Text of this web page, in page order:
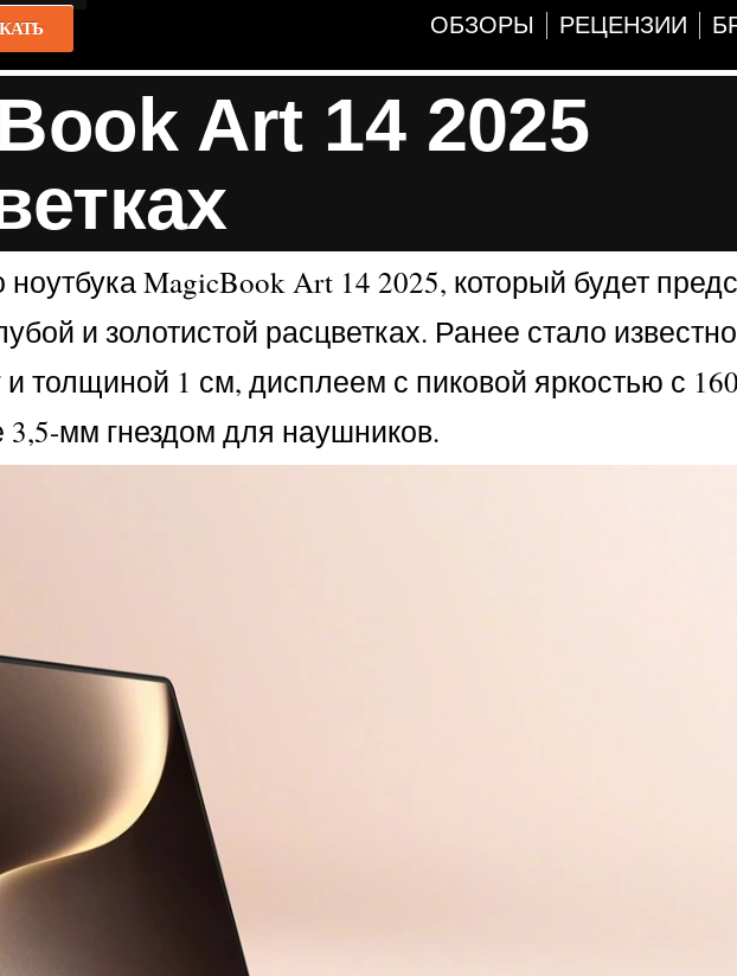
ОБЗОРЫ РЕЦЕНЗИИ
Art 14 2025
MagicBook Art 14 2025, который будет
и золотистой расцветках. Ранее стало
толщиной 1 см, дисплеем с пиковой яркостью с
мм гнездом для наушников.